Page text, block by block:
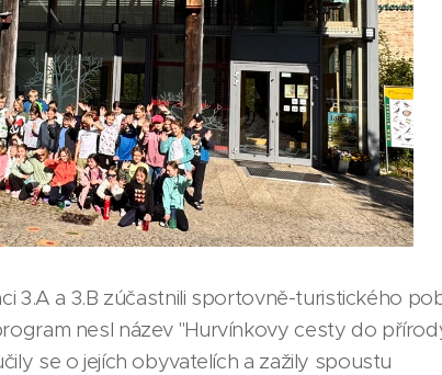
3.A a 3.B zúčastnili sportovně-turistického
nesl název "Hurvínkovy cesty do
se o jejích obyvatelích a zažily spoustu